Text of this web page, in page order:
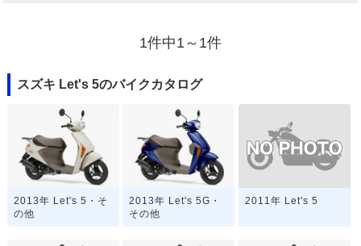
1件中1～1件
スズキ Let's 5のバイクカタログ
2013年 Let's 5・そ
の他
2013年 Let's 5G・
その他
2011年 Let's 5